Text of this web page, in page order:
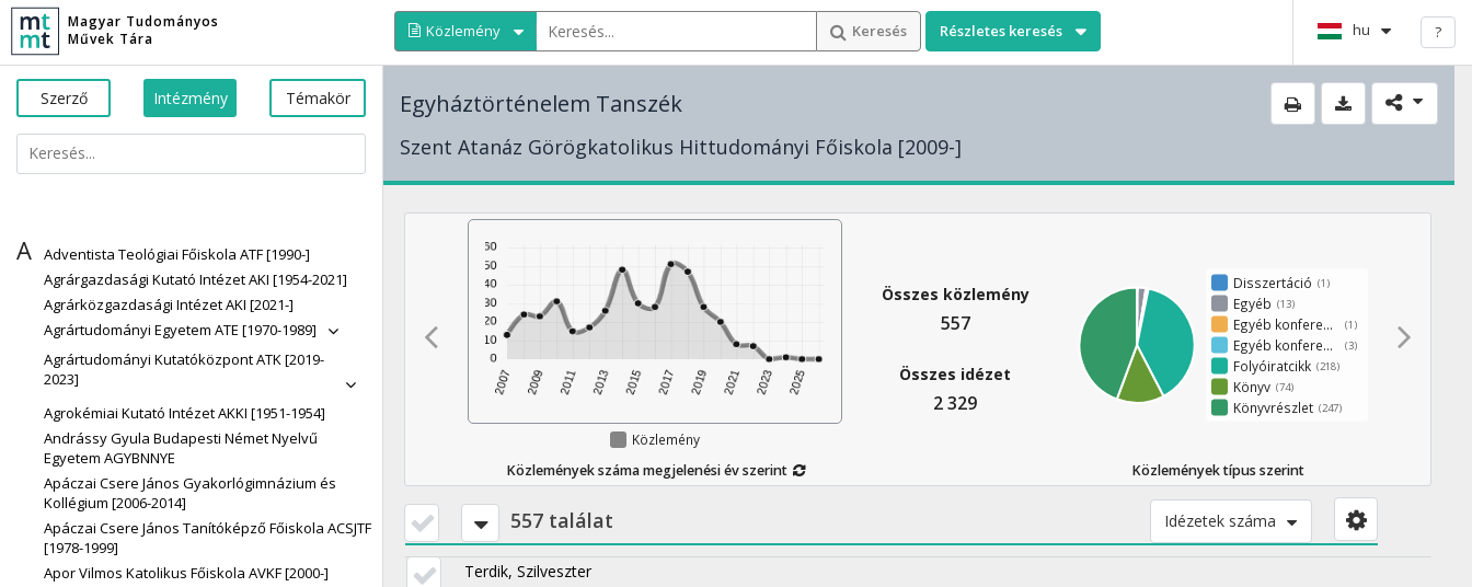
Magyar Tudományos
Művek Tára
Közlemény Keresés Részletes keresés hu ?
Szerző Intézmény Témakör
A
Adventista Teológiai Főiskola ATF [1990-]
Agrárgazdasági Kutató Intézet AKI [1954-2021]
Agrárközgazdasági Intézet AKI [2021-]
Agrártudományi Egyetem ATE [1970-1989]
Agrártudományi Kutatóközpont ATK [2019-
2023]
Agrokémiai Kutató Intézet AKKI [1951-1954]
Andrássy Gyula Budapesti Német Nyelvű
Egyetem AGYBNNYE
Apáczai Csere János Gyakorlógimnázium és
Kollégium [2006-2014]
Apáczai Csere János Tanítóképző Főiskola ACSJTF
[1978-1999]
Apor Vilmos Katolikus Főiskola AVKF [2000-]
Egyháztörténelem Tanszék
Szent Atanáz Görögkatolikus Hittudományi Főiskola [2009-]
Közlemény
Közlemények száma megjelenési év szerint
Összes közlemény
557
Összes idézet
2 329
Disszertáció (1)
Egyéb (13)
(1)
(3)
Folyóiratcikk (218)
Könyv (74)
Könyvrészlet (247)
Közlemények típus szerint
557 találat Idézetek száma
Terdik, Szilveszter